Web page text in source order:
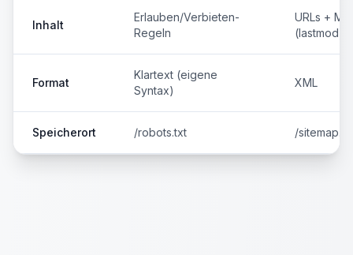
Inhalt
Erlauben/Verbieten-
Regeln
URLs +
(lastmod,
Format
Klartext (eigene
Syntax)
XML
Speicherort /robots.txt /